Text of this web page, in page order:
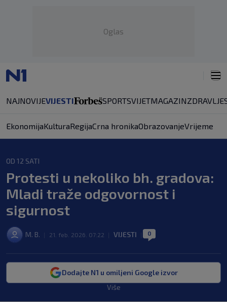
Oglas
NAJNOVIJEVIJESTI SPORTSVIJETMAGAZINZDRAVLJE
EkonomijaKulturaRegijaCrna hronikaObrazovanjeVrijeme
OD 12 SATI
Protesti u nekoliko bh. gradova:
Mladi traže odgovornost i
sigurnost
M. B. 21. feb. 2026. 07:22 VIJESTI 0
Dodajte N1 u omiljeni Google izvor
Više